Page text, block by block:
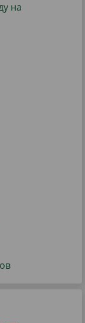
на